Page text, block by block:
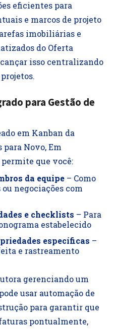
eficientes para
e marcos de projeto
imobiliárias e
do Oferta
isso centralizando
para Gestão de
em Kanban da
Novo, Em
que você:
da equipe – Como
negociações com
e checklists – Para
estabelecido
específicas –
e rastreamento
gerenciando um
usar automação de
para garantir que
pontualmente,